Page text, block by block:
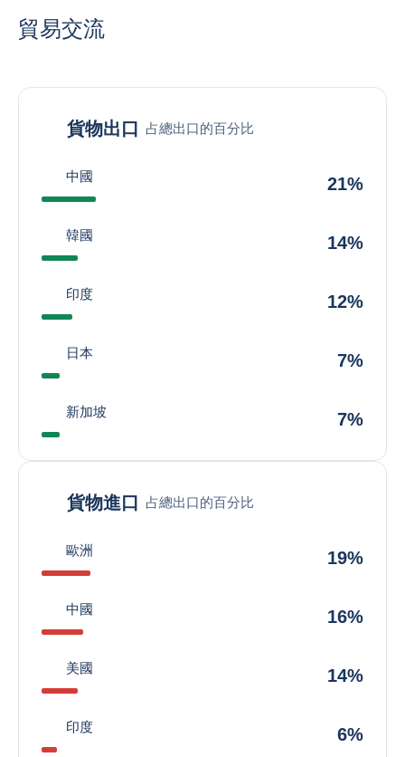
貿易交流
貨物出口 占總出口的百分比
中國 21%
韓國 14%
印度 12%
日本 7%
新加坡 7%
貨物進口 占總出口的百分比
歐洲 19%
中國 16%
美國 14%
印度 6%